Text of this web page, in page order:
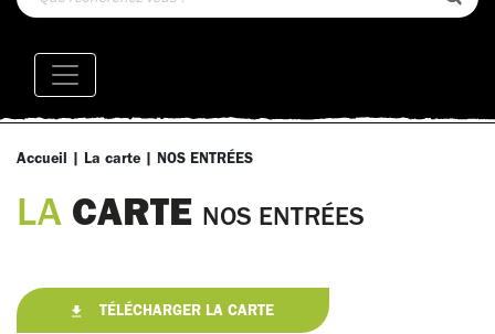
Accueil | La carte | NOS ENTRÉES
LA CARTE NOS ENTRÉES
TÉLÉCHARGER LA CARTE